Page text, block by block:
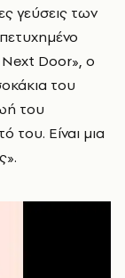
γεύσεις των
Next Door», ο
του
του
του. Είναι μια